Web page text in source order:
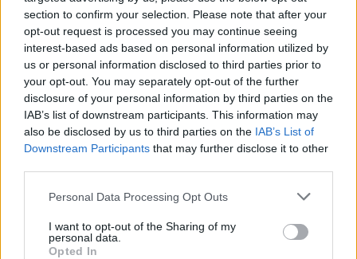
section to confirm your selection. Please note that after your
opt-out request is processed you may continue seeing
interest-based ads based on personal information utilized by
us or personal information disclosed to third parties prior to
your opt-out. You may separately opt-out of the further
disclosure of your personal information by third parties on the
IAB’s list of downstream participants. This information may
also be disclosed by us to third parties on the IAB’s List of
Downstream Participants that may further disclose it to other
Personal Data Processing Opt Outs
I want to opt-out of the Sharing of my
personal data.
Opted In
commentaMarialuisa Barachetti, senior sales
manager diAdlook Italy-. Il progetto ha dimostrato che
la nostra AI può offrire campagne video su larga scala
che non solo vengono visualizzate, ma catturano
l’attenzione fino all’ultimo secondo. Siamo riusciti a
combinare la scala con la precisione, così da
raggiungere gli utenti giusti al momento giusto, con la
garanzia di privacy, brand safety, sostenibilità e
trasparenza”.